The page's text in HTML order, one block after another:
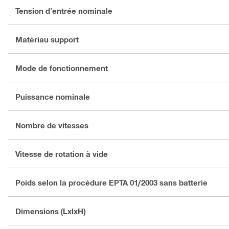
Tension d'entrée nominale
Matériau support
Mode de fonctionnement
Puissance nominale
Nombre de vitesses
Vitesse de rotation à vide
Poids selon la procédure EPTA 01/2003 sans batterie
Dimensions (LxlxH)